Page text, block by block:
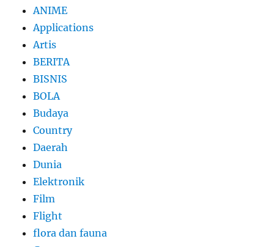
ANIME
Applications
Artis
BERITA
BISNIS
BOLA
Budaya
Country
Daerah
Dunia
Elektronik
Film
Flight
flora dan fauna